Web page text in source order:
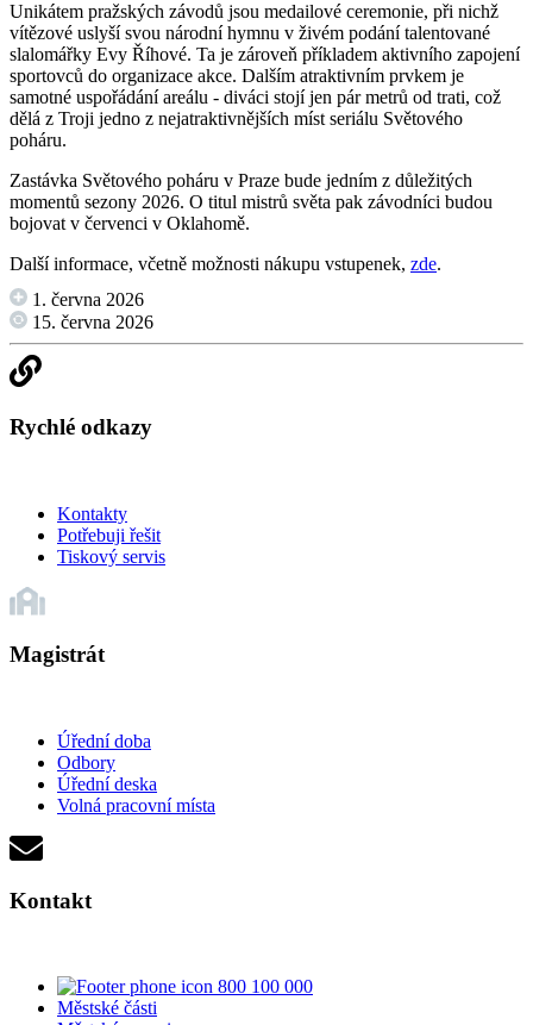
Unikátem pražských závodů jsou medailové ceremonie, při nichž
vítězové uslyší svou národní hymnu v živém podání talentované
slalomářky Evy Říhové. Ta je zároveň příkladem aktivního zapojení
sportovců do organizace akce. Dalším atraktivním prvkem je
samotné uspořádání areálu - diváci stojí jen pár metrů od trati, což
dělá z Troji jedno z nejatraktivnějších míst seriálu Světového
poháru.
Zastávka Světového poháru v Praze bude jedním z důležitých
momentů sezony 2026. O titul mistrů světa pak závodníci budou
bojovat v červenci v Oklahomě.
Další informace, včetně možnosti nákupu vstupenek, zde.
1. června 2026
15. června 2026
Rychlé odkazy
Kontakty
Potřebuji řešit
Tiskový servis
Magistrát
Úřední doba
Odbory
Úřední deska
Volná pracovní místa
Kontakt
800 100 000
Městské části